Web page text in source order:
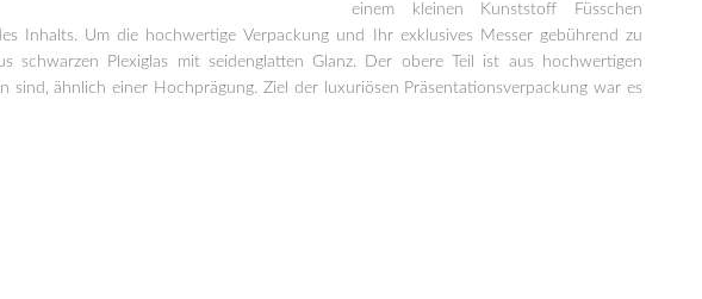
einem kleinen Kunststoff Füsschen
Inhalts. Um die hochwertige Verpackung und Ihr exklusives Messer gebührend zu
Plexiglas mit seidenglatten Glanz. Der obere Teil ist aus hochwertigen
ähnlich einer Hochprägung. Ziel der luxuriösen Präsentationsverpackung war es